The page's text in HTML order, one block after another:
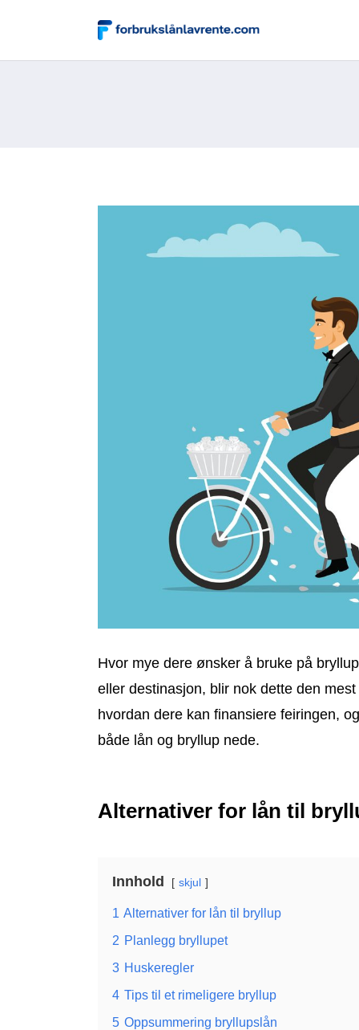
Hvor mye dere ønsker å bruke på
eller destinasjon, blir nok dette den
hvordan dere kan finansiere feiringen,
både lån og bryllup nede.
Alternativer for lån til
Innhold skjul
1 Alternativer for lån til bryllup
2 Planlegg bryllupet
3 Huskeregler
4 Tips til et rimeligere bryllup
5 Oppsummering bryllupslån